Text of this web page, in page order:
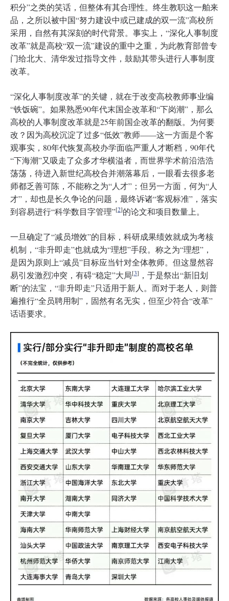
积分”之类的笑话，但整体有其合理性。终生教职这一舶来
品，之所以被中国“努力建设中或已建成的双一流”高校所
采用，自然有其深刻的时代背景。事实上，“深化人事制度
改革”就是高校“双一流”建设的重中之重，为此教育部曾专
门给北大、清华发过指导文件，鼓励其带头进行人事制度
改革。
“深化人事制度改革”的关键，就在于改变高校教师事业编
“铁饭碗”。如果熟悉90年代末国企改革和“下岗潮”，那么
高校的人事制度改革就是25年前国企改革的翻版。为何要
改？因为高校沉淀了过多“低效”教师——这一方面是个客
观事实，80年代恢复高校办学面临严重人才断档，90年代
“下海潮”又吸走了众多才华横溢者，而世界学术前沿浩浩
荡荡，待进入新世纪高校合并潮落幕后，一眼看去很多老
师都乏善可陈，不能称之为“人才”；但另一方面，何为“人
才”，却也是长久争论的问题，最终诉诸“客观标准”，落实
到容易进行“科学数目字管理”[2]的论文和项目数量上。
一旦确定了“减员增效”的目标，科研成果绩效就成为考核
机制，“非升即走”也就成为“理想”手段。称之为“理想”，
是因为原则上“减员”目标应当针对全体教师。但这显然容
易引发激烈冲突，有碍“稳定”大局[3] ，于是祭出“新旧划
断”的法宝，“非升即走”只适用于新人。而对于老人，则普
遍推行“全员聘用制”，固然有名无实，但至少符合“改革”
话语要求。